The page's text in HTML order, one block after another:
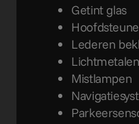
Getint glas
Lederen
Mistlampen